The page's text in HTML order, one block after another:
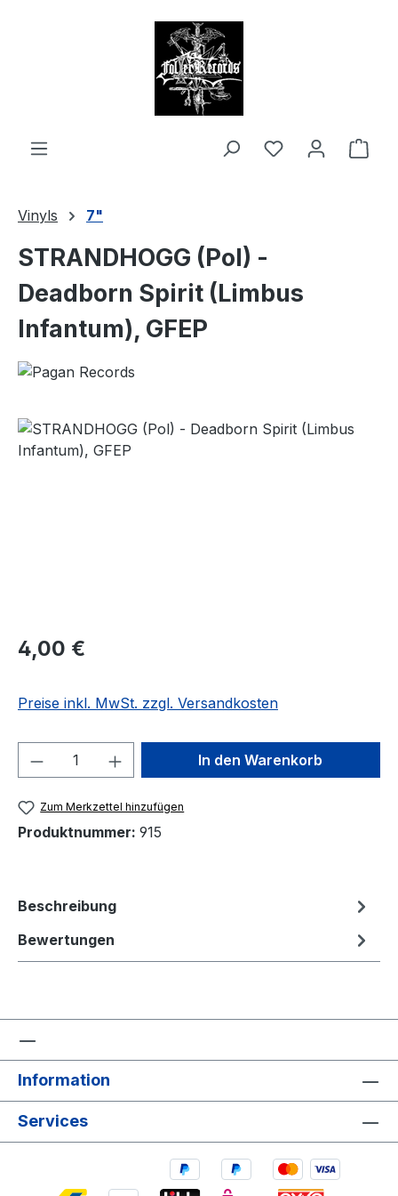
Vinyls 7"
STRANDHOGG (Pol) -
Deadborn Spirit (Limbus
Infantum), GFEP
Bildergalerie überspringen
Regulärer Preis:
4,00 €
Preise inkl. MwSt. zzgl. Versandkosten
Produkt Anzahl: Gib denIn den Warenkorb
Zum Merkzettel hinzufügen
Produktnummer: 915
Beschreibung
Bewertungen
Information
Services